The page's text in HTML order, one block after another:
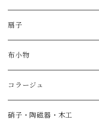
扇子
布小物
コラージュ
香箱
硝子・陶磁器・木工